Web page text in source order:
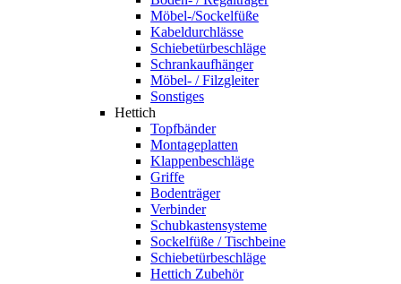
Möbel-/Sockelfüße
Kabeldurchlässe
Schiebetürbeschläge
Schrankaufhänger
Möbel- / Filzgleiter
Sonstiges
Hettich
Topfbänder
Montageplatten
Klappenbeschläge
Griffe
Bodenträger
Verbinder
Schubkastensysteme
Sockelfüße / Tischbeine
Schiebetürbeschläge
Hettich Zubehör